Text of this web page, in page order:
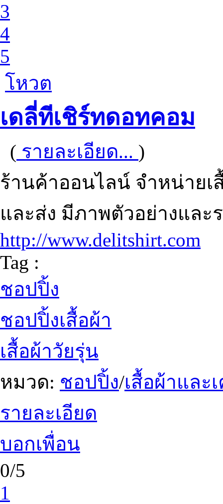
3
4
5
โหวต
เดลี่ทีเชิร์ทดอทคอม
( รายละเอียด... )
ร้านค้าออนไลน์ จำหน่าย
และส่ง มีภาพตัวอย่างและ
http://www.delitshirt.com
Tag :
ชอปปิ้ง
ชอปปิ้งเสื้อผ้า
เสื้อผ้าวัยรุ่น
หมวด: ชอปปิ้ง/เสื้อผ้าและ
รายละเอียด
บอกเพื่อน
0/5
1